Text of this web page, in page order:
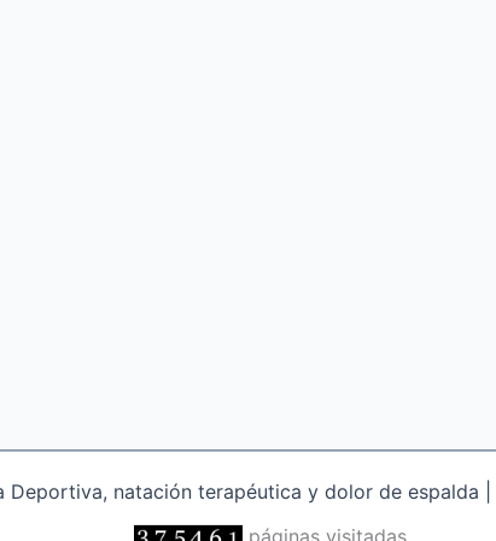
natación terapéutica y dolor de espalda |
páginas visitadas